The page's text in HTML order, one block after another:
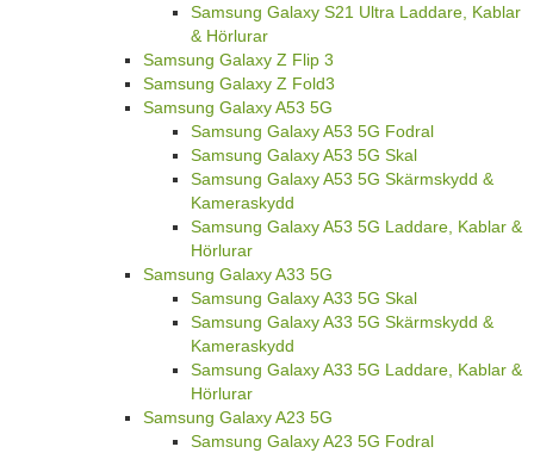
Samsung Galaxy S21 Ultra Laddare, Kablar
& Hörlurar
Samsung Galaxy Z Flip 3
Samsung Galaxy Z Fold3
Samsung Galaxy A53 5G
Samsung Galaxy A53 5G Fodral
Samsung Galaxy A53 5G Skal
Samsung Galaxy A53 5G Skärmskydd &
Kameraskydd
Samsung Galaxy A53 5G Laddare, Kablar &
Hörlurar
Samsung Galaxy A33 5G
Samsung Galaxy A33 5G Skal
Samsung Galaxy A33 5G Skärmskydd &
Kameraskydd
Samsung Galaxy A33 5G Laddare, Kablar &
Hörlurar
Samsung Galaxy A23 5G
Samsung Galaxy A23 5G Fodral